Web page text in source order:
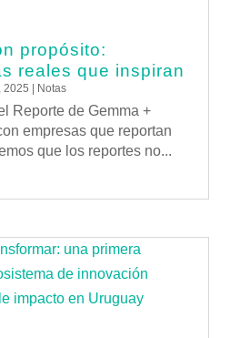
propósito:
reales que inspiran
2025 Notas
Reporte de Gemma +
empresas que reportan
que los reportes no...